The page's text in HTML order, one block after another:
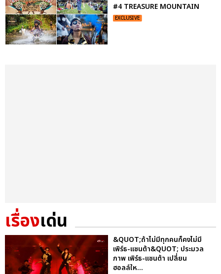
#4 TREASURE MOUNTAIN
EXCLUSIVE
เรื่องเด่น
&QUOT;ถ้าไม่มีทุกคนก็คงไม่มี
เพิร์ธ-แซนต้า&QUOT; ประมวล
ภาพ เพิร์ธ-แซนต้า เปลี่ยน
ฮอลล์ให...